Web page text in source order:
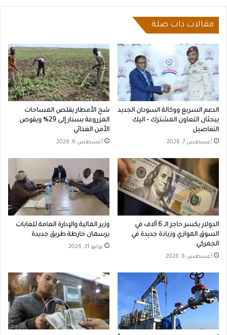
مقالات ذات صلة
الدعم السريع ووكالة السودان الجديد
يبحثان التعاون المشترك – اليك
التفاصيل
أغسطس 7, 2026
شح الأمطار يقلص المساحات
المزروعة بسنار إلى 29% ويقوض
الأمن الغذائي
أغسطس 6, 2026
الدولار يكسر حاجز الـ 6 آلاف في
السوق الموازي وزيادة جديدة في
الجمركي
أغسطس 6, 2026
وزير المالية والإدارة العامة للغابات
يرسمان خارطة طريق جديدة
يوليو 31, 2026